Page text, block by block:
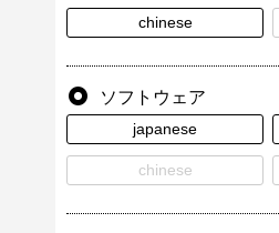
chinese
ソフトウェア
japanese
chinese